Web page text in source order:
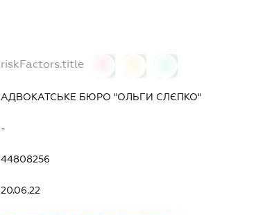
riskFactors.title
АДВОКАТСЬКЕ БЮРО "ОЛЬГИ СЛЄПКО"
-
44808256
20.06.22